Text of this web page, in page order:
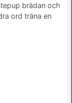
brädan och
ord träna en